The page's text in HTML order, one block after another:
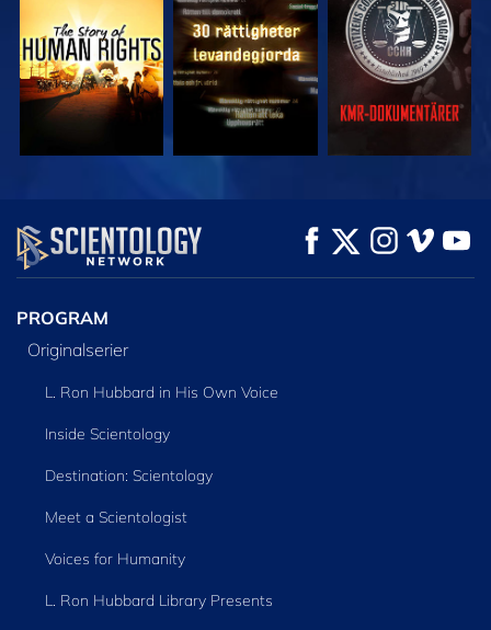
TITTA TITTA TITTA
TITTA
UTFORSKA
SERIEN
PROGRAM
Originalserier
L. Ron Hubbard in His Own Voice
Inside Scientology
Destination: Scientology
Meet a Scientologist
Voices for Humanity
L. Ron Hubbard Library Presents